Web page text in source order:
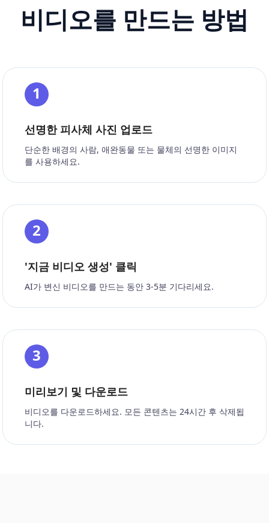
비디오를 만드는 방법
1
선명한 피사체 사진 업로드
단순한 배경의 사람, 애완동물 또는 물체의 선명한 이미지
를 사용하세요.
2
'지금 비디오 생성' 클릭
AI가 변신 비디오를 만드는 동안 3-5분 기다리세요.
3
미리보기 및 다운로드
비디오를 다운로드하세요. 모든 콘텐츠는 24시간 후 삭제됩
니다.